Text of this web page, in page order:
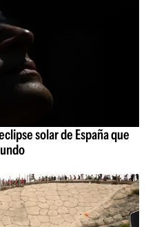
solar de España que